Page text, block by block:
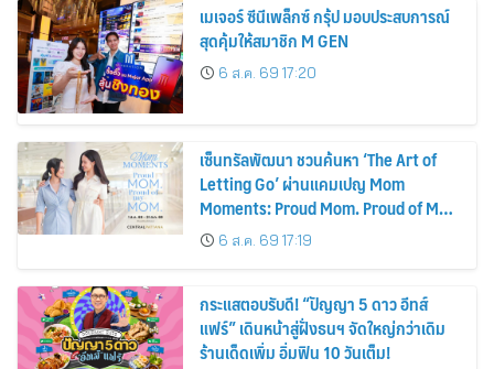
เมเจอร์ ซีนีเพล็กซ์ กรุ้ป มอบประสบการณ์
สุดคุ้มให้สมาชิก M GEN
6 ส.ค. 69 17:20
เซ็นทรัลพัฒนา ชวนค้นหา ‘The Art of
Letting Go’ ผ่านแคมเปญ Mom
Moments: Proud Mom. Proud of My
Mom.6 ส.ค. 69 17:19
กระแสตอบรับดี! “ปัญญา 5 ดาว อีทส์
แฟร์” เดินหน้าสู่ฝั่งธนฯ จัดใหญ่กว่าเดิม
ร้านเด็ดเพิ่ม อิ่มฟิน 10 วันเต็ม!